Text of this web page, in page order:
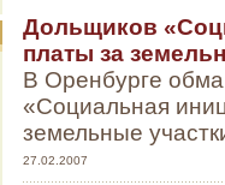
Дольщиков
платы за
В Оренбурге
«Социальная
земельные
27.02.2007